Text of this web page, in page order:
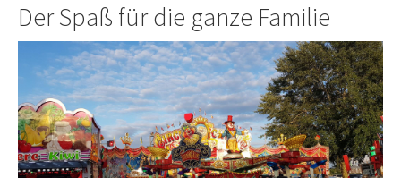
Der Spaß für die ganze Familie